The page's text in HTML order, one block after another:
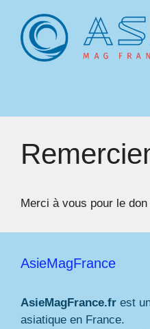
contenu
Merci à vous pour le
AsieMagFrance
AsieMagFrance.fr est
asiatique en France.